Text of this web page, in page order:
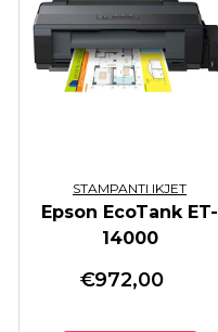
STAMPANTI IKJET
Epson EcoTank ET-
14000
€972,00